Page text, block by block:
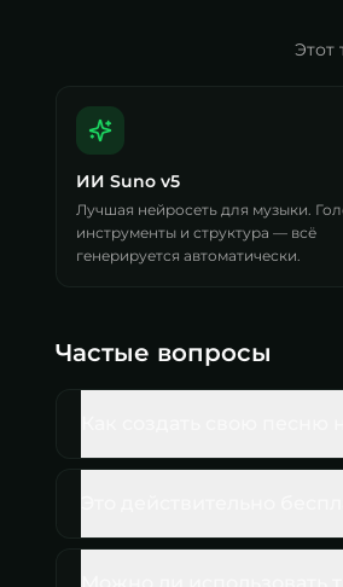
Этот
ИИ Suno v5
Лучшая нейросеть для музыки.
инструменты и структура — всё
генерируется автоматически.
Частые вопросы